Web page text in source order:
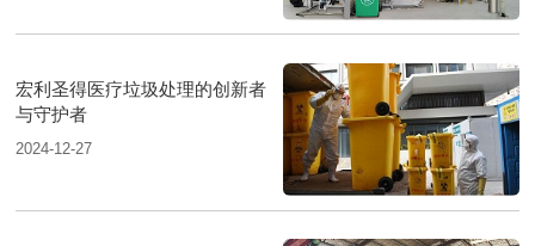
宏利圣得医疗垃圾处理的创新者
与守护者
2024-12-27